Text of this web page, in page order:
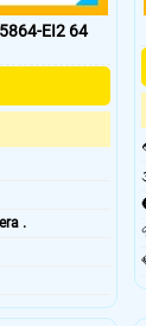
EI2 64
.